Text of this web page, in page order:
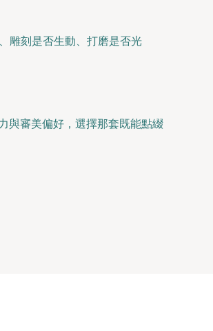
雕刻是否生動、打磨是否光
與審美偏好，選擇那套既能點綴